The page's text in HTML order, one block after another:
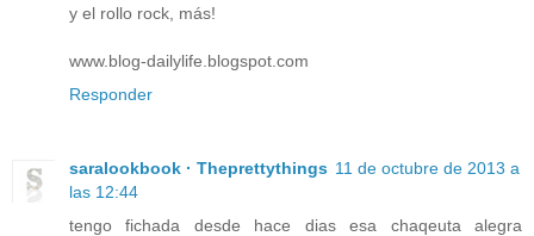
y el rollo rock, más!
www.blog-dailylife.blogspot.com
Responder
saralookbook · Theprettythings 11 de octubre de 2013 a
las 12:44
tengo fichada desde hace dias esa chaqeuta alegra